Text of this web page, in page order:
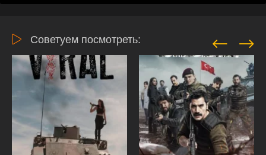
Советуем посмотреть: